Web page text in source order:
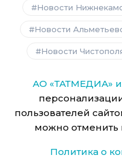
Новости
Новости
Новости
АО «ТАТМЕДИА»
пользователей
можно отменить
Политика о